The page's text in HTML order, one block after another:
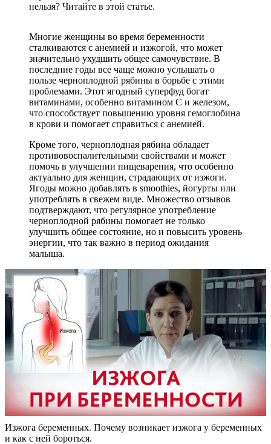
нельзя? Читайте в этой статье.
Многие женщины во время беременности
сталкиваются с анемией и изжогой, что может
значительно ухудшить общее самочувствие. В
последние годы все чаще можно услышать о
пользе черноплодной рябины в борьбе с этими
проблемами. Этот ягодный суперфуд богат
витаминами, особенно витамином C и железом,
что способствует повышению уровня гемоглобина
в крови и помогает справиться с анемией.
Кроме того, черноплодная рябина обладает
противовоспалительными свойствами и может
помочь в улучшении пищеварения, что особенно
актуально для женщин, страдающих от изжоги.
Ягоды можно добавлять в smoothies, йогурты или
употреблять в свежем виде. Множество отзывов
подтверждают, что регулярное употребление
черноплодной рябины помогает не только
улучшить общее состояние, но и повысить уровень
энергии, что так важно в период ожидания
малыша.
Изжога беременных. Почему возникает изжога у беременных
и как с ней бороться.